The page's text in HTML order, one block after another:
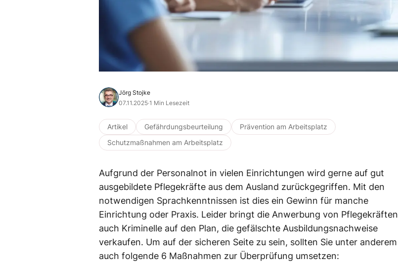
Jörg Stojke
07.11.2025·1 Min Lesezeit
Artikel Gefährdungsbeurteilung
Prävention am Arbeitsplatz
Schutzmaßnahmen am Arbeitsplatz
Aufgrund der Personalnot in vielen Einrichtungen wird gerne auf gut
ausgebildete Pflegekräfte aus dem Ausland zurückgegriffen. Mit den
notwendigen Sprachkenntnissen ist dies ein Gewinn für manche
Einrichtung oder Praxis. Leider bringt die Anwerbung von Pflegekräften
auch Kriminelle auf den Plan, die gefälschte Ausbildungsnachweise
verkaufen. Um auf der sicheren Seite zu sein, sollten Sie unter anderem
auch folgende 6 Maßnahmen zur Überprüfung umsetzen: